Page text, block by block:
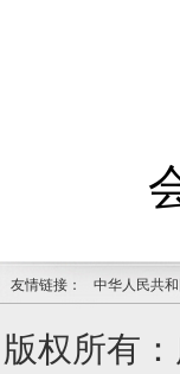
友情链接： 中华人民共
版权所有